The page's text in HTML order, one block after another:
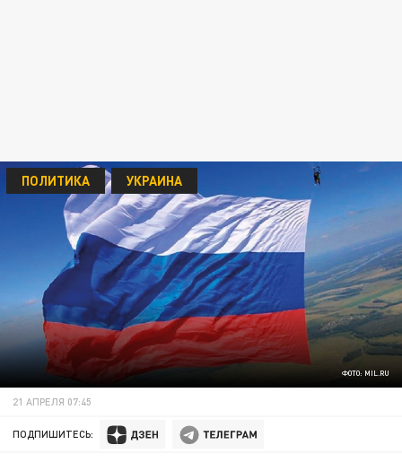
ФОТО: MIL.RU
ПОЛИТИКА УКРАИНА
21 АПРЕЛЯ 07:45
ПОДПИШИТЕСЬ: